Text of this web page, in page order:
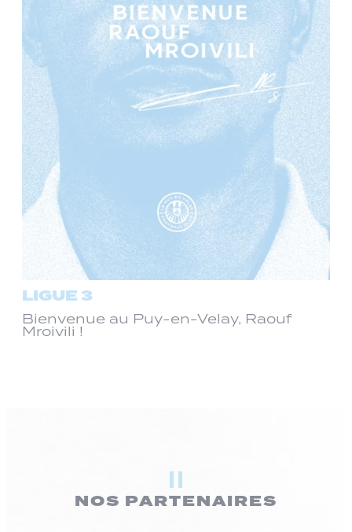
LIGUE 3
Bienvenue au Puy-en-Velay, Raouf
Mroivili !
NOS PARTENAIRES